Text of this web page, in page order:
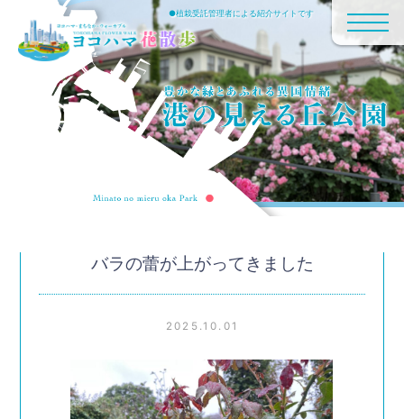
●植栽受託管理者による紹介サイトです
バラの蕾が上がってきました
2025.10.01